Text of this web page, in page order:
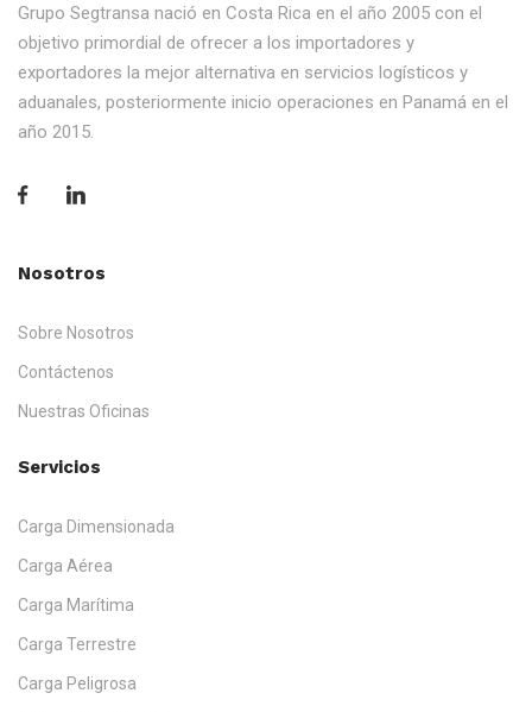
Grupo Segtransa nació en Costa Rica en el año 2005 con el
objetivo primordial de ofrecer a los importadores y
exportadores la mejor alternativa en servicios logísticos y
aduanales, posteriormente inicio operaciones en Panamá en el
año 2015.
Nosotros
Sobre Nosotros
Contáctenos
Nuestras Oficinas
Servicios
Carga Dimensionada
Carga Aérea
Carga Marítima
Carga Terrestre
Carga Peligrosa